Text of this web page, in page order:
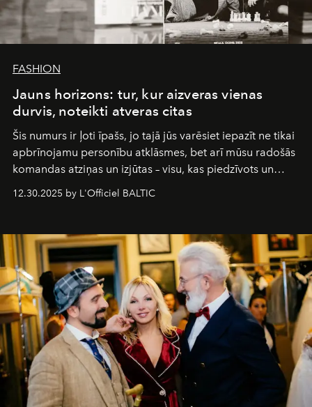
FASHION
Jauns horizons: tur, kur aizveras vienas
durvis, noteikti atveras citas
Šis numurs ir ļoti īpašs, jo tajā jūs varēsiet iepazīt ne tikai
apbrīnojamu personību atklāsmes, bet arī mūsu radošās
komandas atziņas un izjūtas – visu, kas piedzīvots un
Šajā brīdī mums svarīgi pateikties visiem, kas bija kopā
sākums. Ar vissirsnīgākajiem laba vēlējumiem jūsu
L’Officiel Baltic
komanda.
12.30.2025 by L'Officiel BALTIC